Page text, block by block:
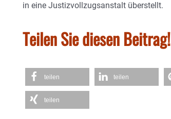
in eine Justizvollzugsanstalt überstellt.
Teilen Sie diesen Beitrag!
teilen teilen
teilen